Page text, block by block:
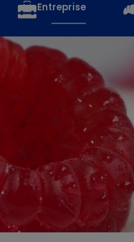
Entreprise